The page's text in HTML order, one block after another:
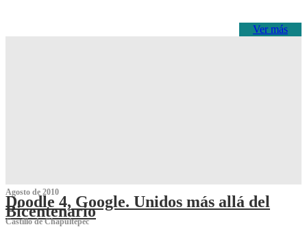
Ver más
Agosto de 2010
Doodle 4, Google. Unidos más allá del
Bicentenario
Castillo de Chapultepec